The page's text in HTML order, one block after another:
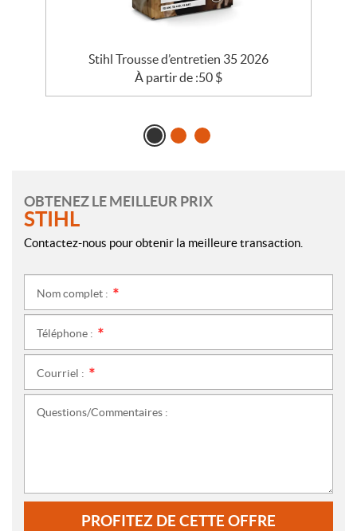
Stihl Trousse d’entretien 35 2026
À partir de :50 $
OBTENEZ LE MEILLEUR PRIX
STIHL
Contactez-nous pour obtenir la meilleure transaction.
Nom complet :
Téléphone :
Courriel :
Questions/Commentaires :
PROFITEZ DE CETTE OFFRE